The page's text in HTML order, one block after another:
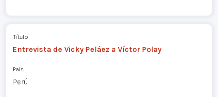
Título
Entrevista de Vicky Peláez a Víctor Polay
País
Perú